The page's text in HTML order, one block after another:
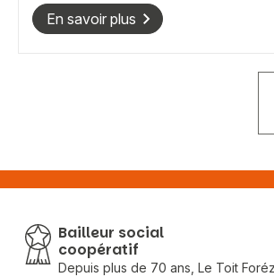
En savoir plus
Bailleur social
coopératif
Depuis plus de 70 ans, Le Toit